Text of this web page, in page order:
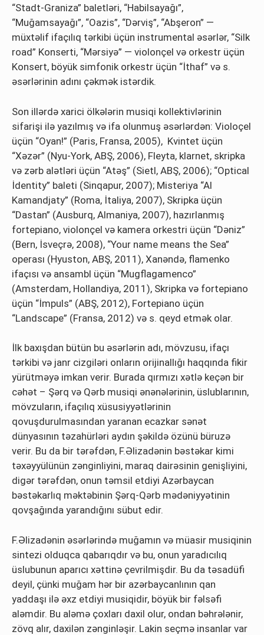
“Stadt-Graniza” baletləri, “Habilsayağı”,
“Muğamsayağı”, “Oazis”, “Dərviş”, “Abşeron” —
müxtəlif ifaçılıq tərkibi üçün instrumental əsərlər, “Silk
road” Konserti, “Mərsiyə” — violonçel və orkestr üçün
Konsert, böyük simfonik orkestr üçün “İthaf” və s.
əsərlərinin adını çəkmək istərdik.
Son illərdə xarici ölkələrin musiqi kollektivlərinin
sifarişi ilə yazılmış və ifa olunmuş əsərlərdən: Violoçel
üçün “Oyan!” (Paris, Fransa, 2005), Kvintet üçün
“Xəzər” (Nyu-York, ABŞ, 2006), Fleyta, klarnet, skripka
və zərb alətləri üçün “Atəş” (Sietl, ABŞ, 2006); “Optical
İdentity” baleti (Sinqapur, 2007); Misteriya “Al
Kamandjaty” (Roma, İtaliya, 2007), Skripka üçün
“Dastan” (Ausburq, Almaniya, 2007), hazırlanmış
fortepiano, violonçel və kamera orkestri üçün “Dəniz”
(Bern, İsveçrə, 2008), “Your name means the Sea”
operası (Hyuston, ABŞ, 2011), Xanəndə, flamenko
ifaçısı və ansambl üçün “Mugflagamenco”
(Amsterdam, Hollandiya, 2011), Skripka və fortepiano
üçün “İmpuls” (ABŞ, 2012), Fortepiano üçün
“Landscape” (Fransa, 2012) və s. qeyd etmək olar.
İlk baxışdan bütün bu əsərlərin adı, mövzusu, ifaçı
tərkibi və janr cizgiləri onların orijinallığı haqqında fikir
yürütməyə imkan verir. Burada qırmızı xətlə keçən bir
cəhət – Şərq və Qərb musiqi ənənələrinin, üslublarının,
mövzuların, ifaçılıq xüsusiyyətlərinin
qovuşdurulmasından yaranan ecazkar sənət
dünyasının təzahürləri aydın şəkildə özünü büruzə
verir. Bu da bir tərəfdən, F.Əlizadənin bəstəkar kimi
təxəyyülünün zənginliyini, maraq dairəsinin genişliyini,
digər tərəfdən, onun təmsil etdiyi Azərbaycan
bəstəkarlıq məktəbinin Şərq-Qərb mədəniyyətinin
qovşağında yarandığını sübut edir.
F.Əlizadənin əsərlərində muğamın və müasir musiqinin
sintezi olduqca qabarıqdır və bu, onun yaradıcılıq
üslubunun aparıcı xəttinə çevrilmişdir. Bu da təsadüfi
deyil, çünki muğam hər bir azərbaycanlının qan
yaddaşı ilə əxz etdiyi musiqidir, böyük bir fəlsəfi
aləmdir. Bu aləmə çoxları daxil olur, ondan bəhrələnir,
zövq alır, daxilən zənginləşir. Lakin seçmə insanlar var